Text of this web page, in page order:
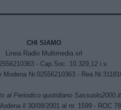
CHI SIAMO
Linea Radio Multimedia srl
- Cap.Soc. 10.329,12 i.v.
Modena Nr.02556210363 - Rea
al Periodico quotidiano Sassuolo2000.it
il 30/08/2001 al nr. 1599 - ROC